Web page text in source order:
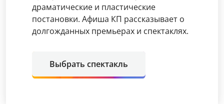
с гастролями лучшие театры страны,
ведущие актеры и режиссеры. Не